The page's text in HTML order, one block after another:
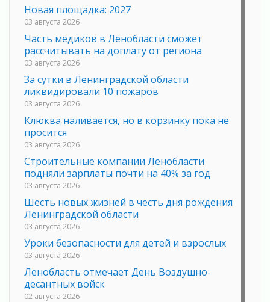
Новая площадка: 2027
03 августа 2026
Часть медиков в Ленобласти сможет
рассчитывать на доплату от региона
03 августа 2026
За сутки в Ленинградской области
ликвидировали 10 пожаров
03 августа 2026
Клюква наливается, но в корзинку пока не
просится
03 августа 2026
Строительные компании Ленобласти
подняли зарплаты почти на 40% за год
03 августа 2026
Шесть новых жизней в честь дня рождения
Ленинградской области
03 августа 2026
Уроки безопасности для детей и взрослых
03 августа 2026
Ленобласть отмечает День Воздушно-
десантных войск
02 августа 2026